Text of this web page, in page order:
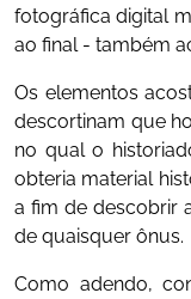
fotográfica digital
ao final - também
Os elementos
descortinam que
no qual o
obteria material
a fim de descobrir
de quaisquer ônus.
Como adendo,